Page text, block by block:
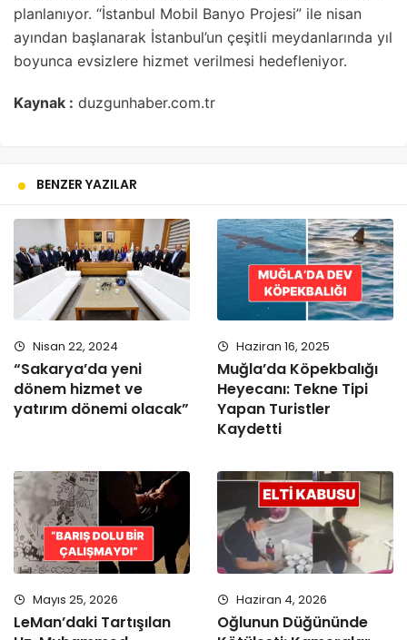
planlanıyor. “İstanbul Mobil Banyo Projesi” ile nisan
ayından başlanarak İstanbul’un çeşitli meydanlarında yıl
boyunca evsizlere hizmet verilmesi hedefleniyor.
Kaynak : duzgunhaber.com.tr
BENZER YAZILAR
Nisan 22, 2024
“Sakarya’da yeni
dönem hizmet ve
yatırım dönemi olacak”
Haziran 16, 2025
Muğla’da Köpekbalığı
Heyecanı: Tekne Tipi
Yapan Turistler
Kaydetti
Mayıs 25, 2026
LeMan’daki Tartışılan
Haziran 4, 2026
Oğlunun Düğününde